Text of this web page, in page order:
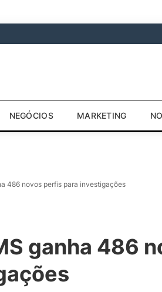
NEGÓCIOS MARKETING
486 novos perfis para investigações
ganha 486